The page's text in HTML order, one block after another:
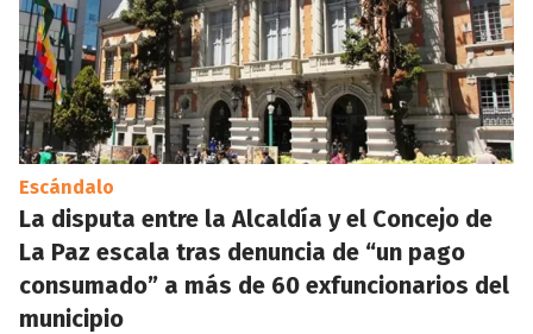
Escándalo
La disputa entre la Alcaldía y el Concejo de
La Paz escala tras denuncia de “un pago
consumado” a más de 60 exfuncionarios del
municipio